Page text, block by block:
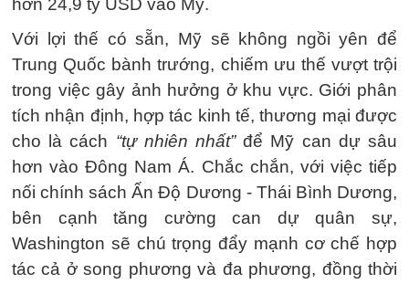
hơn 24,9 tỷ USD vào Mỹ.
Với lợi thế có sẵn, Mỹ sẽ không ngồi yên để
Trung Quốc bành trướng, chiếm ưu thế vượt trội
trong việc gây ảnh hưởng ở khu vực. Giới phân
tích nhận định, hợp tác kinh tế, thương mại được
cho là cách “tự nhiên nhất”để Mỹ can dự sâu
hơn vào Đông Nam Á. Chắc chắn, với việc tiếp
nối chính sách Ấn Độ Dương - Thái Bình Dương,
bên cạnh tăng cường can dự quân sự,
Washington sẽ chú trọng đẩy mạnh cơ chế hợp
tác cả ở song phương và đa phương, đồng thời